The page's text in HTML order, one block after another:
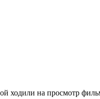
ходили на просмотр